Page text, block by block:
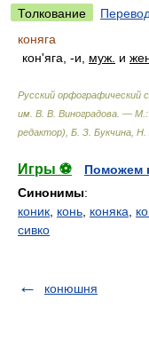
Толкование
Перевод
коняга
кон'яга, -и, муж. и
Русский орфографический
им. В. В. Виноградова. — М.:
редактор), Б. З. Букчина, Н.
Игры ⚽
Поможем
Синонимы:
коник конь коняка
сивко
конюшня